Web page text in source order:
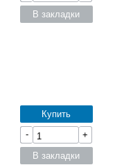
В закладки
Купить
-
+
В закладки